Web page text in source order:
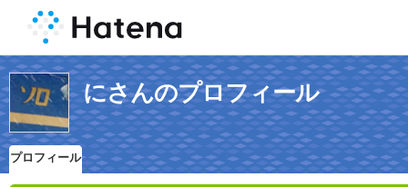
にさんのプロフィール
プロフィール